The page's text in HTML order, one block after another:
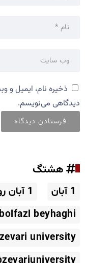
ذخیره نام، ایمیل و
دیدگاهی می‌نویسم.
هشتگ
1 آبان
1 آبان روز ملی بیهقی
beyhaghi
university